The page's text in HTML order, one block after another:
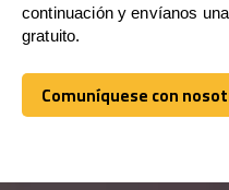
continuación y envíanos
gratuito.
Comuníquese con
Comuníquese con